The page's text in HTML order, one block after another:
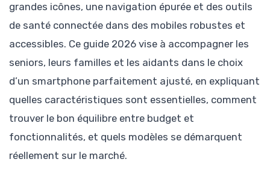
grandes icônes, une navigation épurée et des outils
de santé connectée dans des mobiles robustes et
accessibles. Ce guide 2026 vise à accompagner les
seniors, leurs familles et les aidants dans le choix
d’un smartphone parfaitement ajusté, en expliquant
quelles caractéristiques sont essentielles, comment
trouver le bon équilibre entre budget et
fonctionnalités, et quels modèles se démarquent
réellement sur le marché.